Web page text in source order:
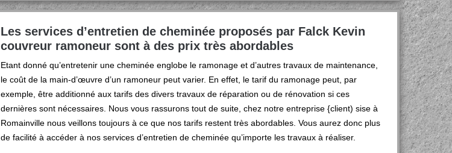
Les services d’entretien de cheminée proposés par Falck Kevin
couvreur ramoneur sont à des prix très abordables
Etant donné qu’entretenir une cheminée englobe le ramonage et d’autres travaux de maintenance,
le coût de la main-d’œuvre d’un ramoneur peut varier. En effet, le tarif du ramonage peut, par
exemple, être additionné aux tarifs des divers travaux de réparation ou de rénovation si ces
dernières sont nécessaires. Nous vous rassurons tout de suite, chez notre entreprise {client) sise à
Romainville nous veillons toujours à ce que nos tarifs restent très abordables. Vous aurez donc plus
de facilité à accéder à nos services d’entretien de cheminée qu’importe les travaux à réaliser.